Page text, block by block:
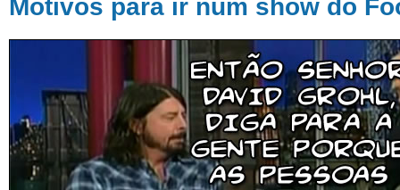
Motivos para ir num show do